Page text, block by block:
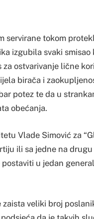
servirane tokom
izgubila svaki smisao
ostvarivanje lične
birača i
potez te da u
obećanja.
Vlade Simović za
ili sa jedne na drugu
u jedan
veliki broj